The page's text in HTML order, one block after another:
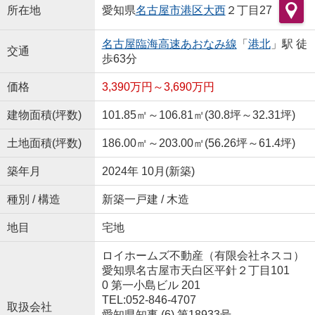
所在地 愛知県名古屋市港区大西２丁目27
交通
名古屋臨海高速あおなみ線 「 港北」駅 徒
歩63分
価格 3,390万円～3,690万円
建物面積(坪数) 101.85㎡～106.81㎡(30.8坪～32.31坪)
土地面積(坪数) 186.00㎡～203.00㎡(56.26坪～61.4坪)
築年月 2024年 10月(新築)
種別 / 構造 新築一戸建 / 木造
地目 宅地
取扱会社
ロイホームズ不動産（有限会社ネスコ）
愛知県名古屋市天白区平針２丁目101
0 第一小島ビル 201
TEL:052-846-4707